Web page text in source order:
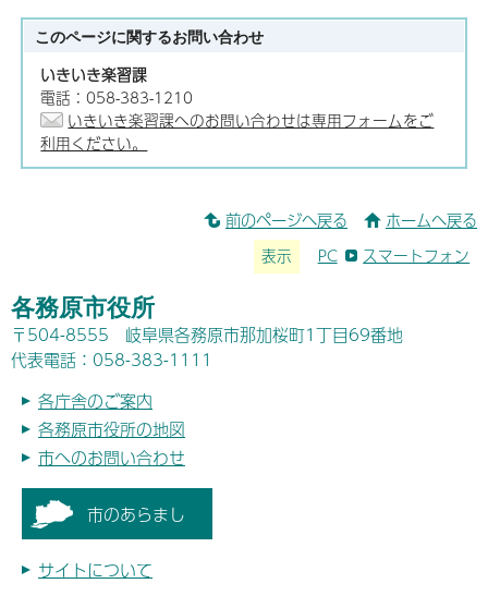
このページに関するお問い合わせ
いきいき楽習課
電話：058-383-1210
いきいき楽習課へのお問い合わせは専用フォームをご
利用ください。
前のページへ戻る ホームへ戻る
表示 PC スマートフォン
各務原市役所
〒504-8555 岐阜県各務原市那加桜町1丁目69番地
代表電話：058-383-1111
各庁舎のご案内
各務原市役所の地図
市へのお問い合わせ
市のあらまし
サイトについて